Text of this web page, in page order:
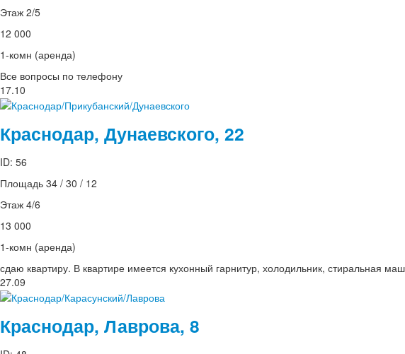
Этаж 2/5
12 000
1-комн (аренда)
Все вопросы по телефону
17.10
Краснодар, Дунаевского, 22
ID: 56
Площадь 34 / 30 / 12
Этаж 4/6
13 000
1-комн (аренда)
сдаю квартиру. В квартире имеется кухонный гарнитур, холодильник, стиральная
27.09
Краснодар, Лаврова, 8